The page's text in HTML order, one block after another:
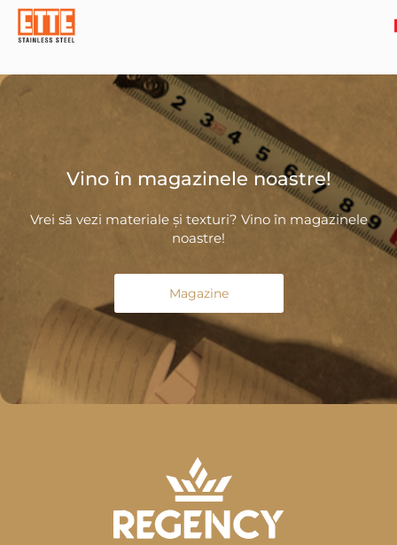
Vino în magazinele noastre!
Vrei să vezi materiale și texturi? Vino în magazinele
noastre!
Magazine